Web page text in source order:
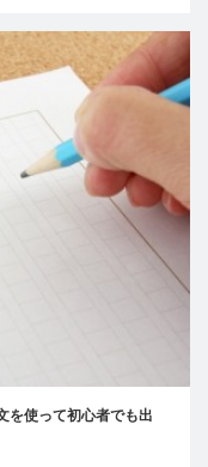
を使って初心者でも出